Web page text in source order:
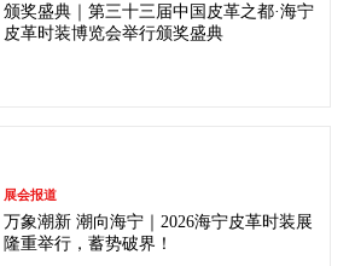
颁奖盛典｜第三十三届中国皮革之都·海宁
皮革时装博览会举行颁奖盛典
展会报道
万象潮新 潮向海宁｜2026海宁皮革时装展
隆重举行，蓄势破界！